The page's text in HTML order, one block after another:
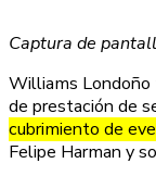
Captura de
Williams Londoño
de prestación de
cubrimiento de
Felipe Harman y